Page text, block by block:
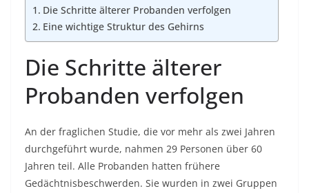
Die Schritte älterer Probanden verfolgen
Eine wichtige Struktur des Gehirns
Die Schritte älterer
Probanden verfolgen
An der fraglichen Studie, die vor mehr als zwei Jahren
durchgeführt wurde, nahmen 29 Personen über 60
Jahren teil. Alle Probanden hatten frühere
Gedächtnisbeschwerden. Sie wurden in zwei Gruppen